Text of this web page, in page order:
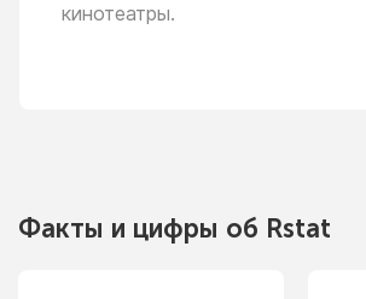
кинотеатры.
Факты и цифры об Rstat